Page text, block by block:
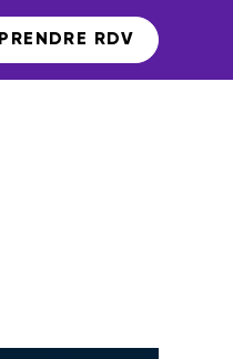
PRENDRE RDV